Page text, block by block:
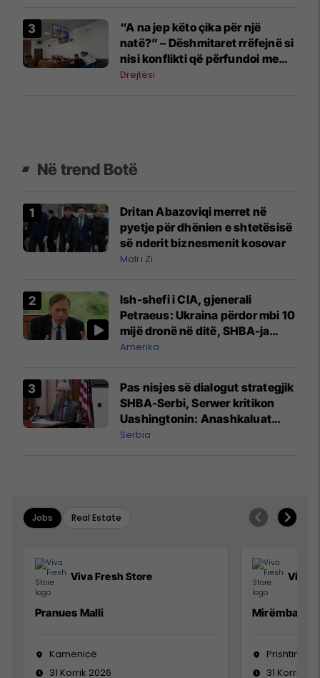
“A na jep këto çika për një
natë?” – Dëshmitaret rrëfejnë si
nisi konflikti që përfundoi me
plagosjen e tre personave
Drejtësi
Në trend Botë
Dritan Abazoviqi merret në
pyetje për dhënien e shtetësisë
së nderit biznesmenit kosovar
Mali i Zi
Ish-shefi i CIA, gjenerali
Petraeus: Ukraina përdor mbi 10
mijë dronë në ditë, SHBA-ja
mbetet shumë prapa në
Amerika
Pas nisjes së dialogut strategjik
SHBA-Serbi, Serwer kritikon
Uashingtonin: Anashkaluat
Banjskën, sulmin ndaj KFOR-it
Serbia
Jobs Real Estate
Viva Fresh Store
Pranues Malli
Kamenicë
31 Korrik 2026
Viva
Prishtinë
31 Korrik